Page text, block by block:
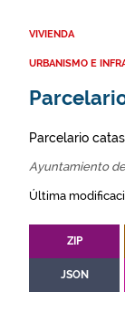
VIVIENDA
URBANISMO E
Parcelario
Ayuntamiento
Última
ZIP
JSON